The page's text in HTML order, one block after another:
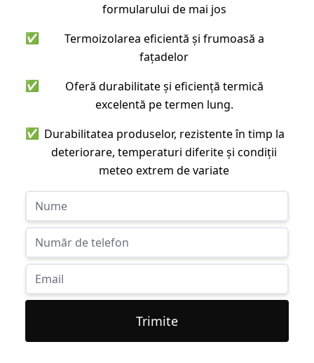
formularului de mai jos
✅
Termoizolarea eficientă și frumoasă a
fațadelor
✅
Oferă durabilitate și eficiență termică
excelentă pe termen lung.
✅ Durabilitatea produselor, rezistente în timp la
deteriorare, temperaturi diferite și condiții
meteo extrem de variate
Trimite